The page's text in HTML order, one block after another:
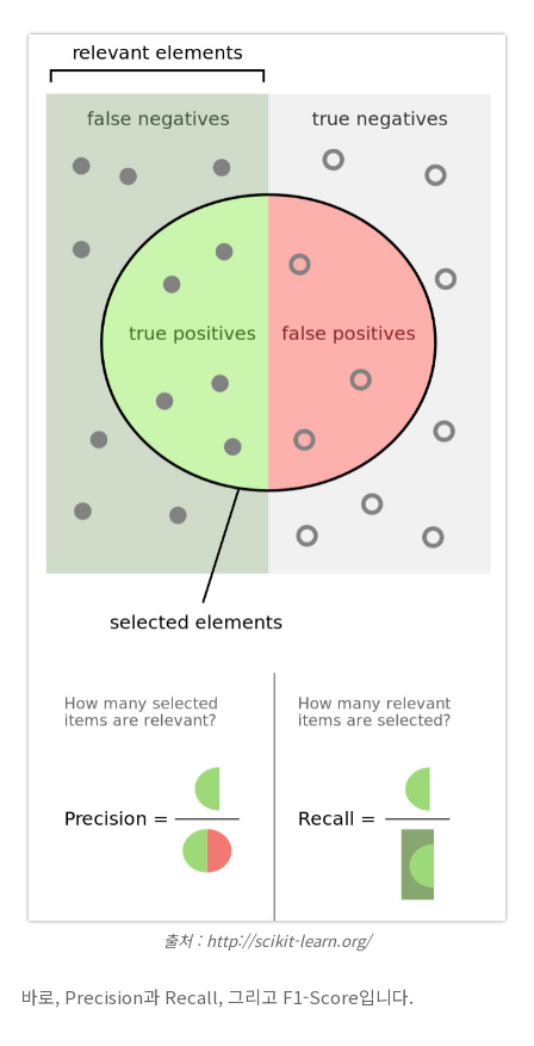
출처 : http://scikit-learn.org/
바로, Precision과 Recall, 그리고 F1-Score입니다.